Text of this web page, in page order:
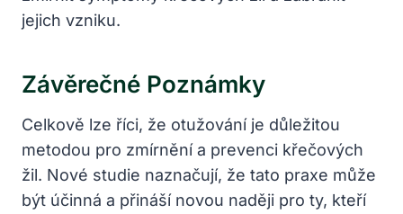
jejich vzniku.
Závěrečné Poznámky
Celkově lze říci, že otužování je důležitou
metodou pro zmírnění a prevenci křečových
žil. Nové studie naznačují, že tato praxe může
být účinná a přináší novou naději pro ty, kteří